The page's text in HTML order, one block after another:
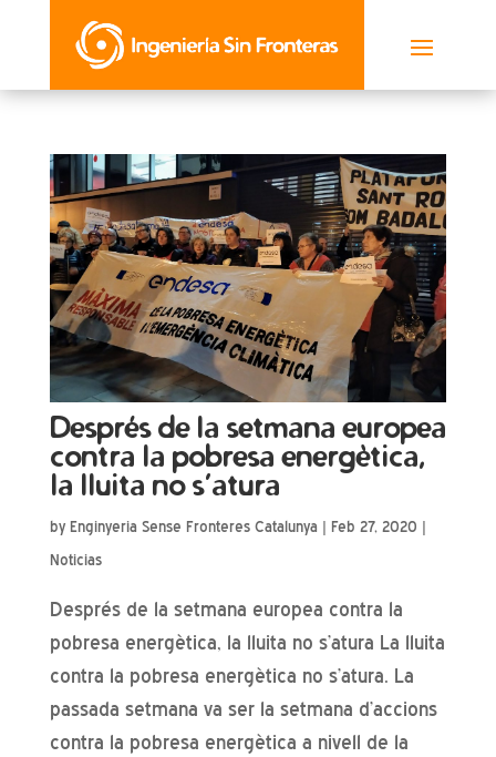
Després de la setmana europea
contra la pobresa energètica,
la lluita no s’atura
by Enginyeria Sense Fronteres Catalunya | Feb 27, 2020 |
Noticias
Després de la setmana europea contra la
pobresa energètica, la lluita no s’atura La lluita
contra la pobresa energètica no s’atura. La
passada setmana va ser la setmana d’accions
contra la pobresa energètica a nivell de la